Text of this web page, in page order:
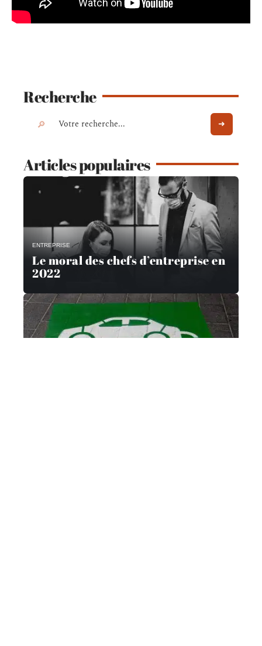
Recherche
Articles populaires
ENTREPRISE
Le moral des chefs d’entreprise en
2022